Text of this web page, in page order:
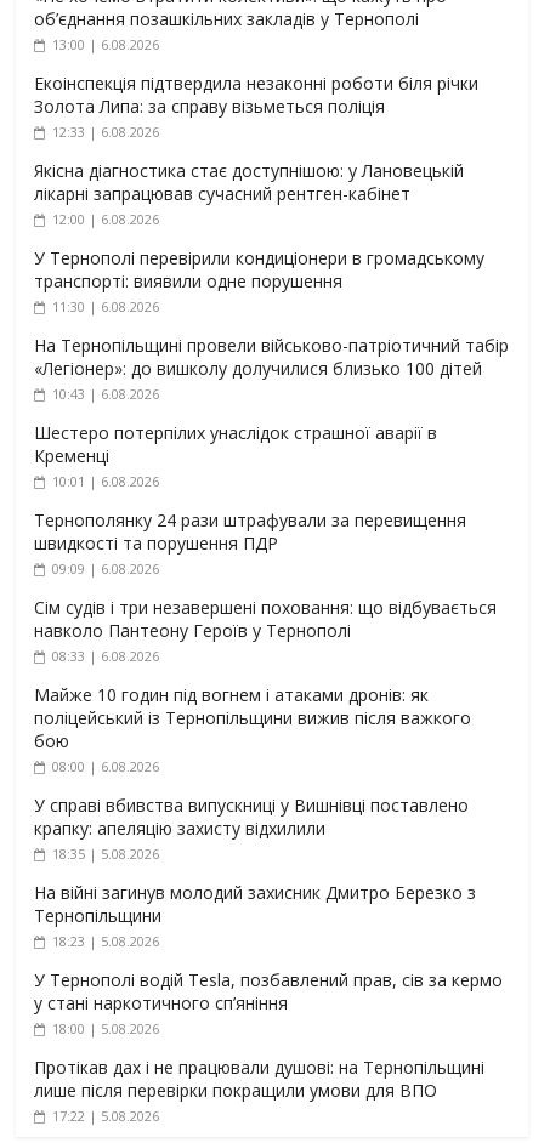
об’єднання позашкільних закладів у Тернополі
13:00 | 6.08.2026
Екоінспекція підтвердила незаконні роботи біля річки
Золота Липа: за справу візьметься поліція
12:33 | 6.08.2026
Якісна діагностика стає доступнішою: у Лановецькій
лікарні запрацював сучасний рентген-кабінет
12:00 | 6.08.2026
У Тернополі перевірили кондиціонери в громадському
транспорті: виявили одне порушення
11:30 | 6.08.2026
На Тернопільщині провели військово-патріотичний табір
«Легіонер»: до вишколу долучилися близько 100 дітей
10:43 | 6.08.2026
Шестеро потерпілих унаслідок страшної аварії в
Кременці
10:01 | 6.08.2026
Тернополянку 24 рази штрафували за перевищення
швидкості та порушення ПДР
09:09 | 6.08.2026
Сім судів і три незавершені поховання: що відбувається
навколо Пантеону Героїв у Тернополі
08:33 | 6.08.2026
Майже 10 годин під вогнем і атаками дронів: як
поліцейський із Тернопільщини вижив після важкого
бою
08:00 | 6.08.2026
У справі вбивства випускниці у Вишнівці поставлено
крапку: апеляцію захисту відхилили
18:35 | 5.08.2026
На війні загинув молодий захисник Дмитро Березко з
Тернопільщини
18:23 | 5.08.2026
У Тернополі водій Tesla, позбавлений прав, сів за кермо
у стані наркотичного сп’яніння
18:00 | 5.08.2026
Протікав дах і не працювали душові: на Тернопільщині
лише після перевірки покращили умови для ВПО
17:22 | 5.08.2026